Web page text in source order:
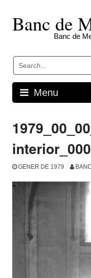
contentBanc de
Banc de
Menu
GENER DE 1979